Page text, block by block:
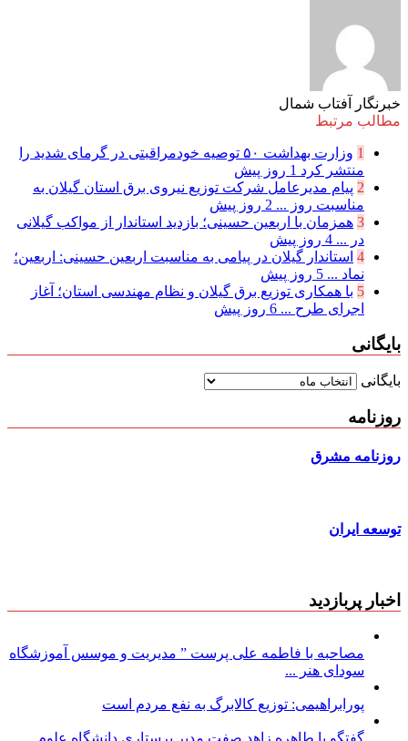
خبرنگار آفتاب شمال
مطالب مرتبط
1
وزارت بهداشت ۵۰ توصیه خودمراقبتی در گرمای شدید را
منتشر کرد 1 روز پیش
2 پیام مدیرعامل شركت توزیع نیروی برق استان گیلان به
مناسبت روز ... 2 روز پیش
3 همزمان با اربعین حسینی؛ بازدید استاندار از مواکب گیلانی
در ... 4 روز پیش
4 استاندار گیلان در پیامی به مناسبت اربعین حسینی: اربعین؛
نماد ... 5 روز پیش
5 با همکاری توزیع برق گیلان و نظام مهندسی استان؛ آغاز
اجرای طرح ... 6 روز پیش
بایگانی
بایگانی
روزنامه
روزنامه مشرق
توسعه ایران
اخبار پربازدید
مصاحبه با فاطمه علی پرست ” مدیریت و موسس آموزشگاه
سودای هنر ...
پورابراهیمی: توزیع کالابرگ به نفع مردم است